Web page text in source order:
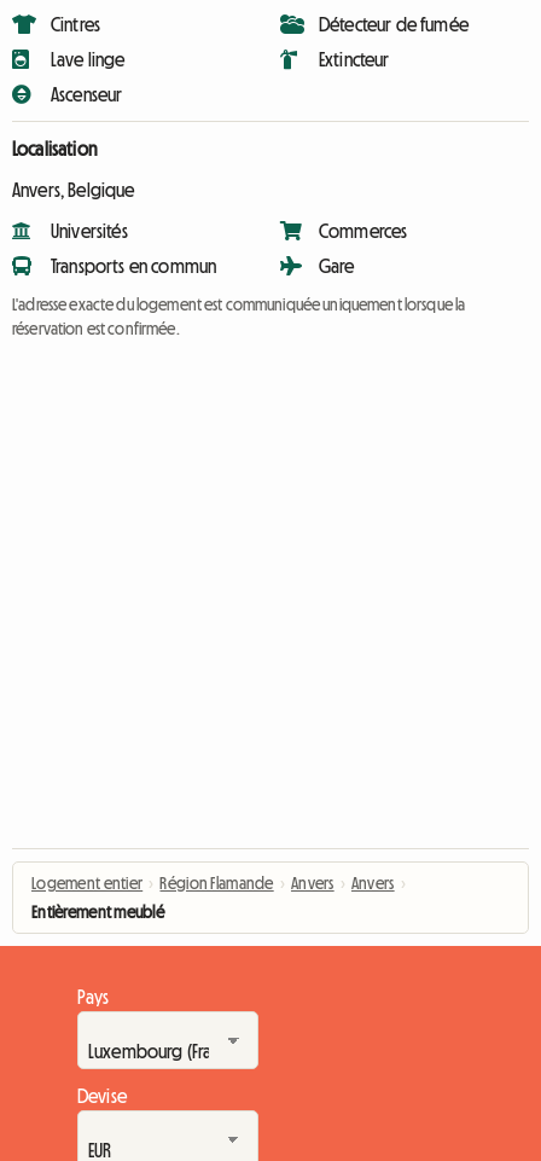
Cintres
Lave linge
Ascenseur
Détecteur de fumée
Extincteur
Localisation
Anvers, Belgique
Universités
Transports en commun
Commerces
Gare
L'adresse exacte du logement est communiquée uniquement lorsque la
réservation est confirmée.
Logement entier › Région Flamande › Anvers › Anvers ›
Entièrement meublé
Pays
Devise